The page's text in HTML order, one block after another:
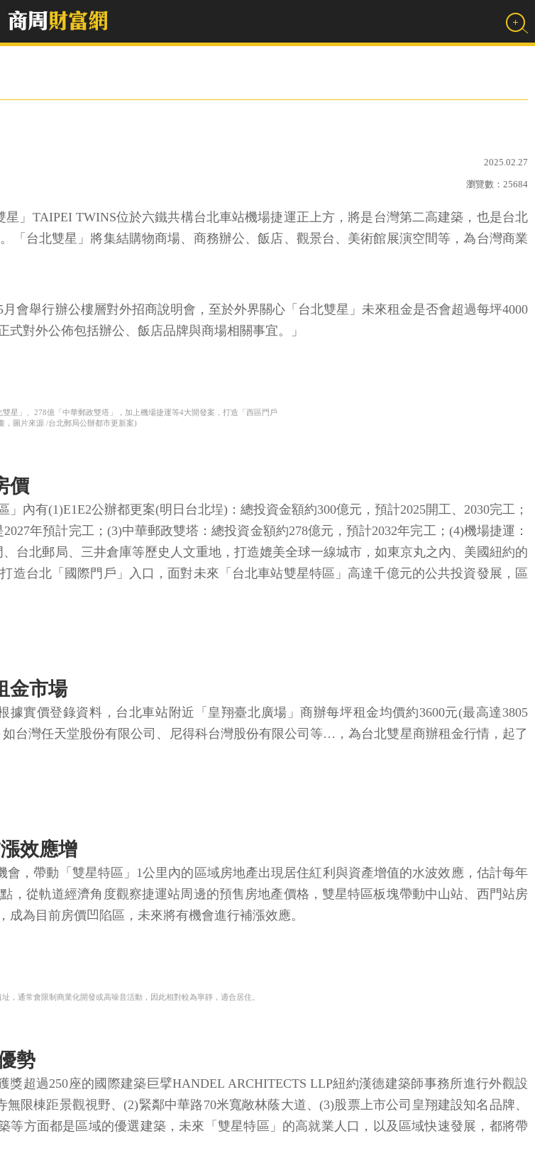
2025.02.27
瀏覽數： 25684
」TAIPEI TWINS位於六鐵共構台北車站機場捷運正上方，將是台灣第二高建築，也是台北
「台北雙星」將集結購物商場、商務辦公、飯店、觀景台、美術館展演空間等，為台灣商業
會舉行辦公樓層對外招商說明會，至於外界關心「台北雙星」未來租金是否會超過每坪4000
對外公佈包括辦公、飯店品牌與商場相關事宜。」
星」、278億「中華郵政雙塔」，加上機場捷運等4大開發案，打造「西區門戶
，圖片來源 /台北郵局公辦都市更新案)
價
內有(1)E1E2公辦都更案(明日台北埕)：總投資金額約300億元，預計2025開工、2030完工；
年預計完工；(3)中華郵政雙塔：總投資金額約278億元，預計2032年完工；(4)機場捷運：
台北郵局、三井倉庫等歷史人文重地，打造媲美全球一線城市，如東京丸之內、美國紐約的
台北「國際門戶」入口，面對未來「台北車站雙星特區」高達千億元的公共投資發展，區
金市場
實價登錄資料，台北車站附近「皇翔臺北廣場」商辦每坪租金均價約3600元(最高達3805
台灣任天堂股份有限公司、尼得科台灣股份有限公司等…，為台北雙星商辦租金行情，起了
效應增
，帶動「雙星特區」1公里內的區域房地產出現居住紅利與資產增值的水波效應，估計每年
，從軌道經濟角度觀察捷運站周邊的預售房地產價格，雙星特區板塊帶動中山站、西門站房
為目前房價凹陷區，未來將有機會進行補漲效應。
，通常會限制商業化開發或高噪音活動，因此相對較為寧靜，適合居住。
勢
超過250座的國際建築巨擘HANDEL ARCHITECTS LLP紐約漢德建築師事務所進行外觀設
限棟距景觀視野、(2)緊鄰中華路70米寬敞林蔭大道、(3)股票上市公司皇翔建設知名品牌、
方面都是區域的優選建築，未來「雙星特區」的高就業人口，以及區域快速發展，都將帶